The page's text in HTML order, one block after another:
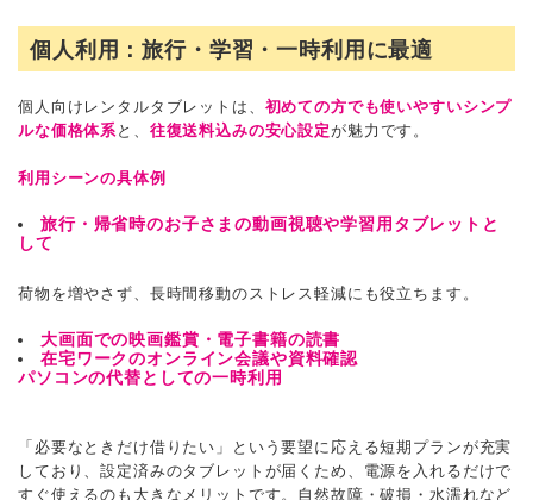
個人利用：旅行・学習・一時利用に最適
個人向けレンタルタブレットは、 初めての方でも使いやすいシンプ
ルな価格体系 と、 往復送料込みの安心設定が魅力です。
利用シーンの具体例
旅行・帰省時のお子さまの動画視聴や学習用タブレットと
して
荷物を増やさず、長時間移動のストレス軽減にも役立ちます。
大画面での映画鑑賞・電子書籍の読書
在宅ワークのオンライン会議や資料確認
パソコンの代替としての一時利用
「必要なときだけ借りたい」という要望に応える短期プランが充実
しており、設定済みのタブレットが届くため、電源を入れるだけで
すぐ使えるのも大きなメリットです。自然故障・破損・水濡れなど